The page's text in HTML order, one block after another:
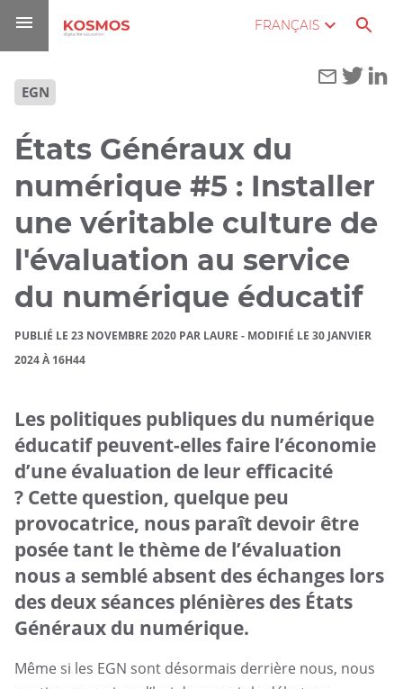
FRANÇAIS
Vous
êtes
Accueil
États
Généraux
du
numérique
#5 :
Installer
au service
du
numérique
éducatif
EGN
États Généraux du
numérique #5 : Installer
une véritable culture de
l'évaluation au service
du numérique éducatif
PUBLIÉ LE 23 NOVEMBRE 2020 PAR LAURE - MODIFIÉ LE 30 JANVIER
2024 À 16H44
Les politiques publiques du numérique
éducatif peuvent-elles faire l’économie
d’une évaluation de leur efficacité
? Cette question, quelque peu
provocatrice, nous paraît devoir être
posée tant le thème de l’évaluation
nous a semblé absent des échanges lors
des deux séances plénières des États
Généraux du numérique.
Même si les EGN sont désormais derrière nous, nous